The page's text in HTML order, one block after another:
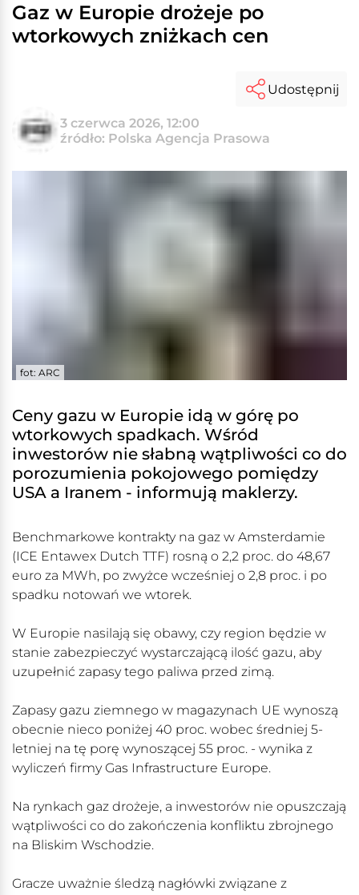
Gaz w Europie drożeje po
wtorkowych zniżkach cen
3 czerwca 2026, 12:00
źródło: Polska Agencja Prasowa
Udostępnij
fot: ARC
Ceny gazu w Europie idą w górę po
wtorkowych spadkach. Wśród
inwestorów nie słabną wątpliwości co do
porozumienia pokojowego pomiędzy
USA a Iranem - informują maklerzy.
Benchmarkowe kontrakty na gaz w Amsterdamie
(ICE Entawex Dutch TTF) rosną o 2,2 proc. do 48,67
euro za MWh, po zwyżce wcześniej o 2,8 proc. i po
spadku notowań we wtorek.
W Europie nasilają się obawy, czy region będzie w
stanie zabezpieczyć wystarczającą ilość gazu, aby
uzupełnić zapasy tego paliwa przed zimą.
Zapasy gazu ziemnego w magazynach UE wynoszą
obecnie nieco poniżej 40 proc. wobec średniej 5-
letniej na tę porę wynoszącej 55 proc. - wynika z
wyliczeń firmy Gas Infrastructure Europe.
Na rynkach gaz drożeje, a inwestorów nie opuszczają
wątpliwości co do zakończenia konfliktu zbrojnego
na Bliskim Wschodzie.
Gracze uważnie śledzą nagłówki związane z